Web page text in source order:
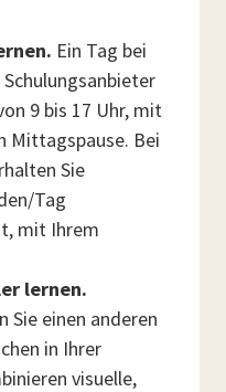
Ein Tag bei
9 bis 17 Uhr, mit
Mittagspause. Bei
Sie
Tag
mit Ihrem
lernen.
Sie einen anderen
in Ihrer
visuelle,